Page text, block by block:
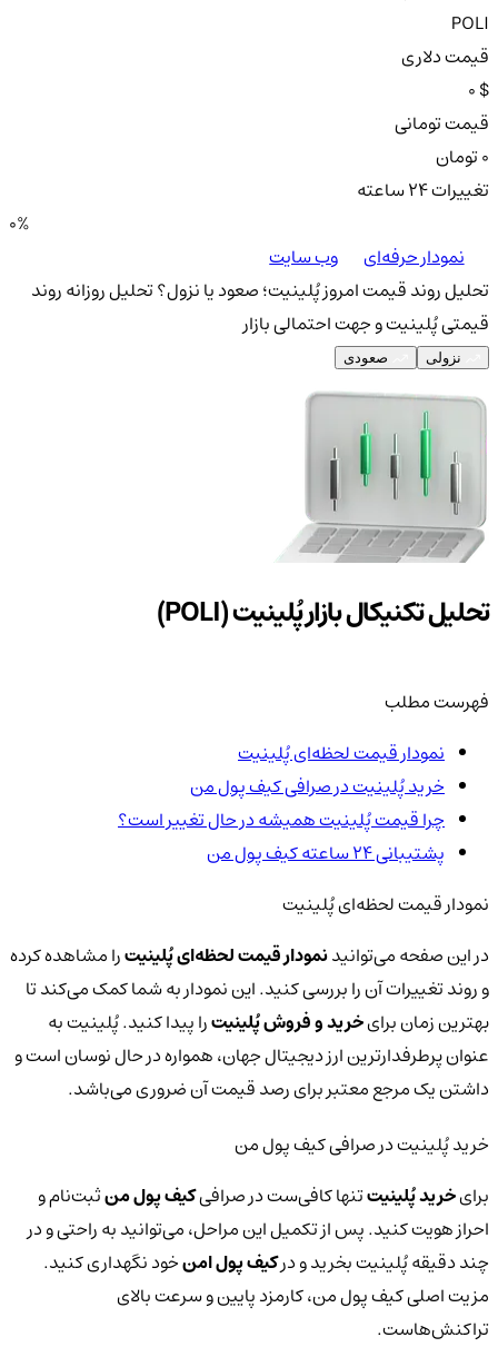
POLI
قیمت دلاری
0 $
قیمت تومانی
تغییرات ۲۴ ساعته
0%
نمودار حرفه‌ای
وب سایت
تحلیل روند قیمت امروز پُلینیت؛ صعود یا نزول؟تحلیل روزانه روند
قیمتی پُلینیت و جهت احتمالی بازار
نزولی صعودی
تحلیل تکنیکال بازار پُلینیت (POLI)
فهرست مطلب
نمودار قیمت لحظه‌ای پُلینیت
خرید پُلینیت در صرافی کیف پول من
چرا قیمت پُلینیت همیشه در حال تغییر است؟
پشتیبانی ۲۴ ساعته کیف پول من
نمودار قیمت لحظه‌ای پُلینیت
در این صفحه می‌توانیدنمودار قیمت لحظه‌ای پُلینیترا مشاهده کرده
و روند تغییرات آن را بررسی کنید. این نمودار به شما کمک می‌کند تا
بهترین زمان برایخرید و فروش پُلینیترا پیدا کنید. پُلینیت به
عنوان پرطرفدارترین ارز دیجیتال جهان، همواره در حال نوسان است و
داشتن یک مرجع معتبر برای رصد قیمت آن ضروری می‌باشد.
خرید پُلینیت در صرافی کیف پول من
برایخرید پُلینیتتنها کافی‌ست در صرافیکیف پول منثبت‌نام و
احراز هویت کنید. پس از تکمیل این مراحل، می‌توانید به راحتی و در
چند دقیقه پُلینیت بخرید و درکیف پول امنخود نگهداری کنید.
مزیت اصلی کیف پول من، کارمزد پایین و سرعت بالای
تراکنش‌هاست.